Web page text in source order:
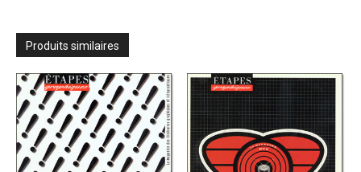
Produits similaires